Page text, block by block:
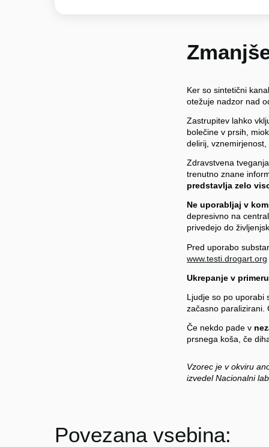
Ker so sintetični
otežuje nadzor nad
Zastrupitev lahko
bolečine v prsih,
delirij,
Zdravstvena
trenutno znane
predstavlja zelo
Ne uporabljaj v
depresivno na
privedejo do
Pred uporabo
www.testi.drogart.org
Ukrepanje v
Ljudje so po uporabi
začasno
Če nekdo pade v
prsnega koša, če
Vzorec je v okviru
izvedel Nacionalni
Povezana vsebina: